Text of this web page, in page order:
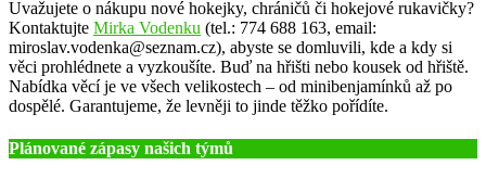
Uvažujete o nákupu nové hokejky, chráničů či hokejové rukavičky?
Kontaktujte Mirka Vodenku (tel.: 774 688 163, email:
miroslav.vodenka@seznam.cz), abyste se domluvili, kde a kdy si
věci prohlédnete a vyzkoušíte. Buď na hřišti nebo kousek od hřiště.
Nabídka věcí je ve všech velikostech – od minibenjamínků až po
dospělé. Garantujeme, že levněji to jinde těžko pořídíte.
Plánované zápasy našich týmů